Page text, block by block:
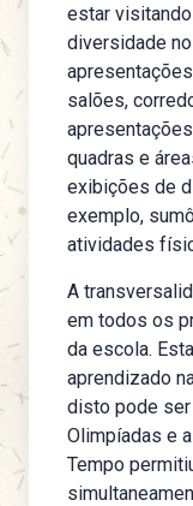
estar
diversidade
salões,
quadras e
exibições de
exemplo,
atividades
A
em todos os
da escola.
aprendizado
disto pode
Olimpíadas e
Tempo